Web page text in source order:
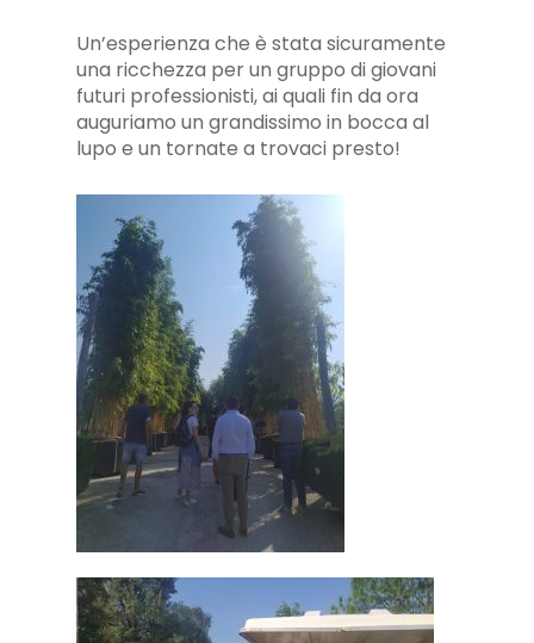
Un’esperienza che è stata sicuramente
una ricchezza per un gruppo di giovani
futuri professionisti, ai quali fin da ora
auguriamo un grandissimo in bocca al
lupo e un tornate a trovaci presto!